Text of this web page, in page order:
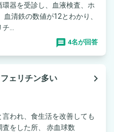
器を受診し、血液検査、ホ
清鉄の数値が12とわかり、
...
4名が回答
ェリチン多い
navigate_next
われ、食生活を改善しても
所、 赤血球数